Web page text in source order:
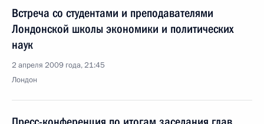
Встреча со студентами и преподавателями
Лондонской школы экономики и политических
наук
2 апреля 2009 года, 21:45
Лондон